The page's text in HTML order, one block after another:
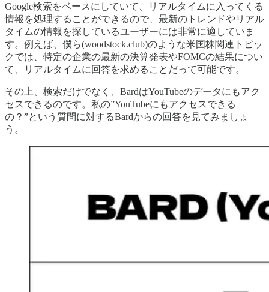
Google検索をベースにしていて、リアルタイムに入ってくる
情報を処理することができるので、最新のトレンドやリアル
タイムの情報を探しているユーザーには非常に適していま
す。例えば、僕ら(woodstock.club)のような米国株関連トピッ
クでは、特定の企業の最新の決算発表やFOMCの結果につい
て、リアルタイムに回答を求めることだって可能です。
その上、検索だけでなく、BardはYouTubeのデータにもアク
セスできるのです。私の”YouTubeにもアクセスできる
の？”という質問に対するBardからの回答を見てみましょ
う。